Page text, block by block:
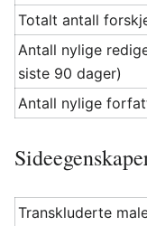
Totalt antall
Antall nylige
siste 90 dager)
Antall nylige
Transkluderte